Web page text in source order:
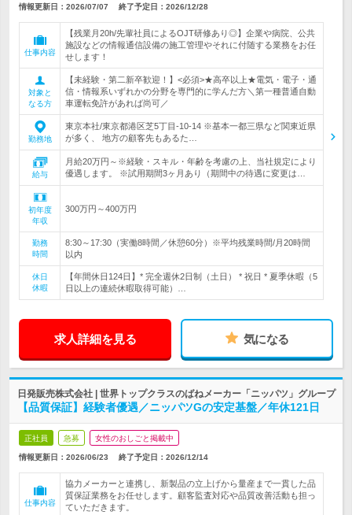
情報更新日：2026/07/07 終了予定日： 2026/12/28
仕事内容
【残業月20h/先輩社員によるOJT研修あり◎】企業や病院、公共
施設などの情報通信設備の施工管理やそれに付随する業務をお任
せします！
対象と
なる方
【未経験・第二新卒歓迎！】<必須>★高卒以上★電気・電子・通
信・情報系いずれかの分野を専門的に学んだ方＼第一種普通自動
車運転免許があれば尚可／
勤務地
東京本社/東京都港区芝5丁目-10-14 ※基本一都三県など関東近県
が多く、 地方の顧客先もあるた…
給与
月給20万円～※経験・スキル・年齢を考慮の上、当社規定により
優遇します。 ※試用期間3ヶ月あり（期間中の待遇に変更は…
初年度
年収
300万円～400万円
勤務
時間
8:30～17:30（実働8時間／休憩60分）※平均残業時間/月20時間
以内
休日
休暇
【年間休日124日】* 完全週休2日制（土日） * 祝日 * 夏季休暇（5
日以上の連続休暇取得可能）…
求人詳細を見る 気になる
日発販売株式会社 | 世界トップクラスのばねメーカー「ニッパツ」グループ
【品質保証】経験者優遇／ニッパツGの安定基盤／年休121日
正社員 急募 女性のおしごと掲載中
情報更新日：2026/06/23 終了予定日： 2026/12/14
仕事内容
協力メーカーと連携し、新製品の立上げから量産まで一貫した品
質保証業務をお任せします。顧客監査対応や品質改善活動も担っ
ていただきます。